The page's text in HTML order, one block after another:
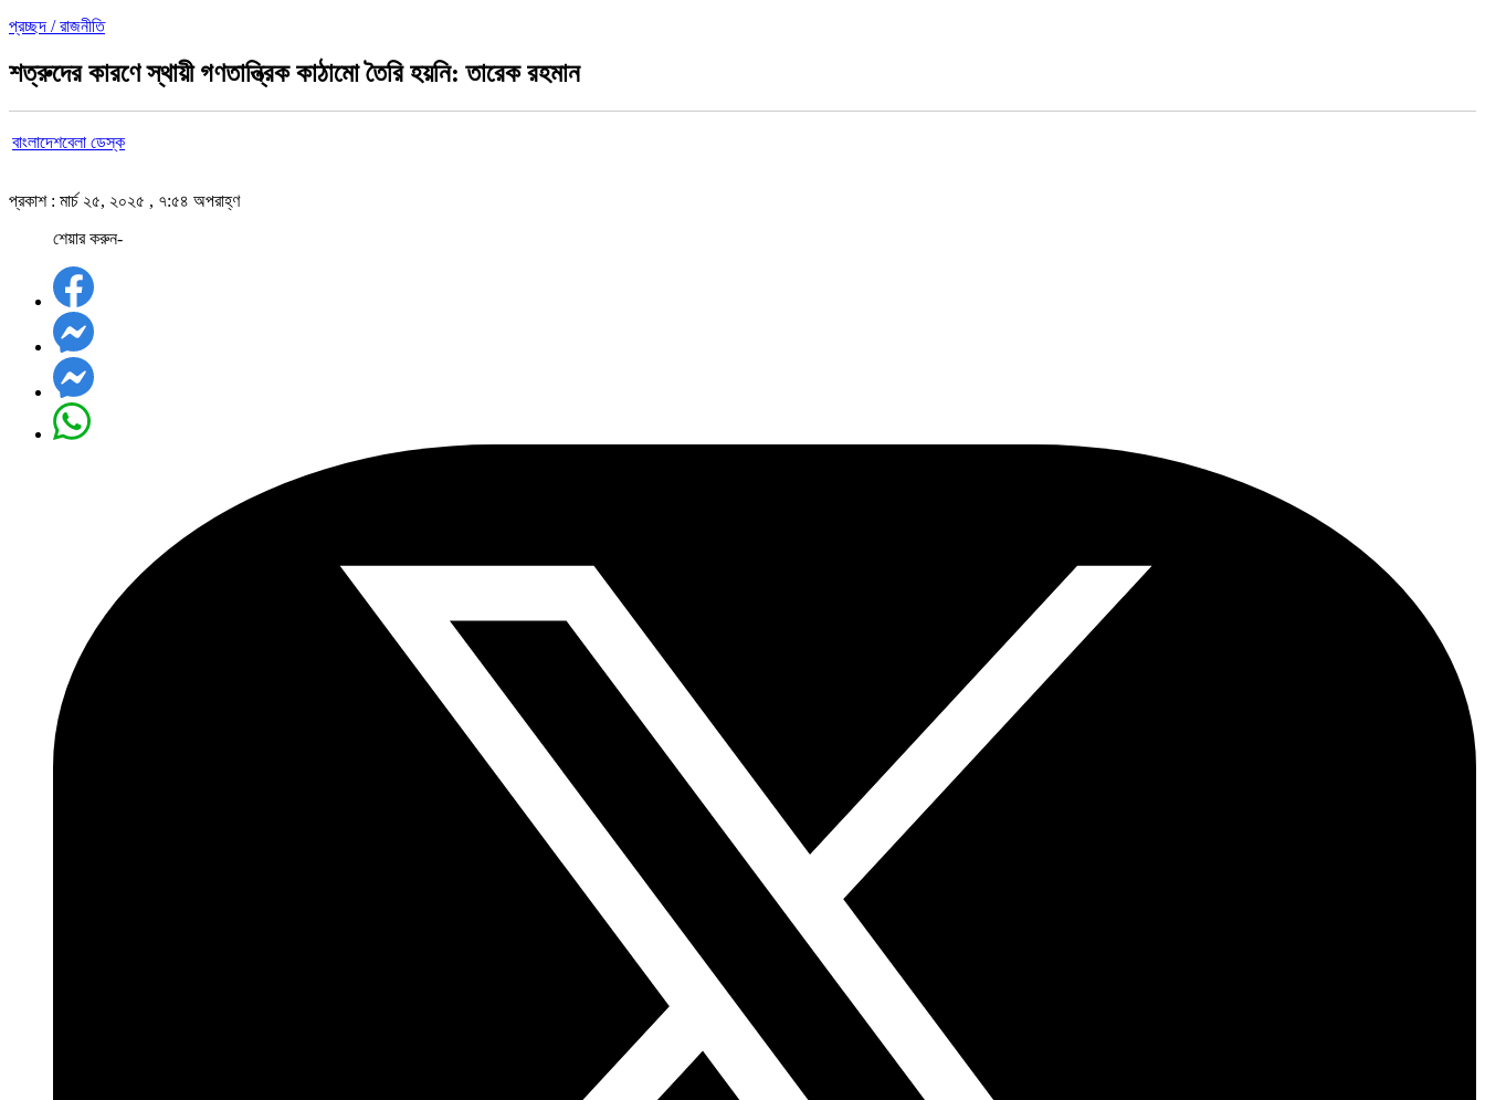
প্রচ্ছদ /রাজনীতি
শত্রুদের কারণে স্থায়ী গণতান্ত্রিক কাঠামো তৈরি হয়নি: তারেক রহমান
বাংলাদেশবেলা ডেস্ক
প্রকাশ : মার্চ ২৫, ২০২৫ , ৭:৫৪ অপরাহ্ণ
শেয়ার করুন-